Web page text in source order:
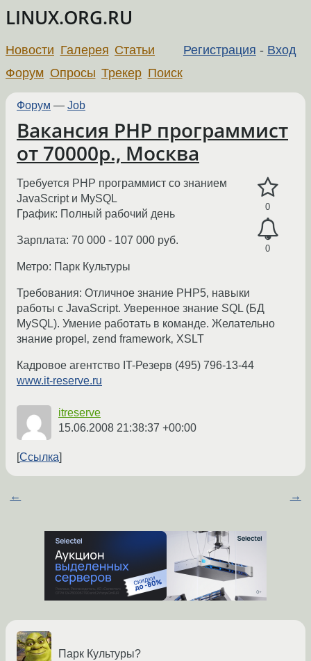
LINUX.ORG.RU
Регистрация - Вход
Новости Галерея Статьи
Форум Опросы Трекер Поиск
Форум — Job
Вакансия PHP программист
от 70000р., Москва
0
0
Требуется PHP программист со знанием
JavaScript и MySQL
График: Полный рабочий день
Зарплата: 70 000 - 107 000 руб.
Метро: Парк Культуры
Требования: Отличное знание PHP5‚ навыки
работы с JavaScript. Уверенное знание SQL (БД
MySQL). Умение работать в команде. Желательно
знание propel‚ zend framework‚ XSLT
Кадровое агентство IT-Резерв (495) 796-13-44
www.it-reserve.ru
itreserve
15.06.2008 21:38:37 +00:00
Ссылка
← →
Парк Культуры?